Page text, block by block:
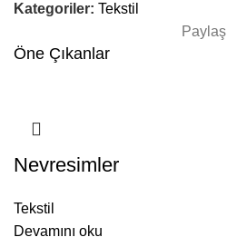
Kategoriler: Tekstil
Paylaş
Öne Çıkanlar
Nevresimler
Tekstil
Devamını oku